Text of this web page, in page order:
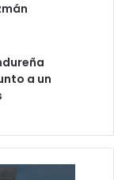
a un